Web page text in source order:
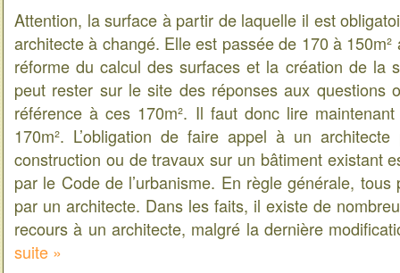
Attention, la surface à partir de laquelle il est
architecte à changé. Elle est passée de 170 à 150m²
réforme du calcul des surfaces et la création de la
peut rester sur le site des réponses aux questions
référence à ces 170m². Il faut donc lire
170m². L’obligation de faire appel à un
construction ou de travaux sur un bâtiment existant
par le Code de l’urbanisme. En règle générale,
par un architecte. Dans les faits, il existe de
recours à un architecte, malgré la dernière
suite »